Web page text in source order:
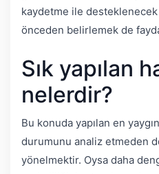
kaydetme ile desteklenecek
önceden belirlemek de
Sık yapılan
nelerdir?
Bu konuda yapılan en
durumunu analiz etmeden
yönelmektir. Oysa daha